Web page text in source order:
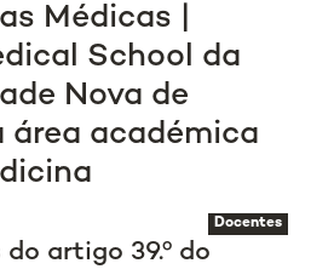
Médicas |
School da
Nova de
área académica
Docentes
artigo 39.º do